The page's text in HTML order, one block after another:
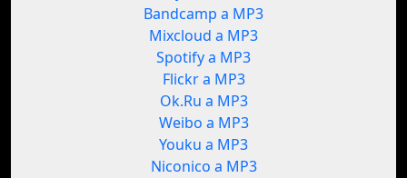
Bandcamp a MP3
Mixcloud a MP3
Spotify a MP3
Flickr a MP3
Ok.Ru a MP3
Weibo a MP3
Youku a MP3
Niconico a MP3